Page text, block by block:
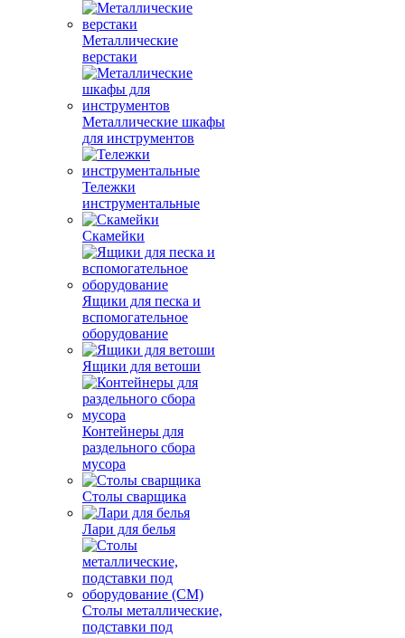
Металлические
верстаки
Металлические шкафы
для инструментов
Тележки
инструментальные
Скамейки
Ящики для песка и
вспомогательное
оборудование
Ящики для ветоши
Контейнеры для
раздельного сбора
мусора
Столы сварщика
Лари для белья
Столы металлические,
подставки под